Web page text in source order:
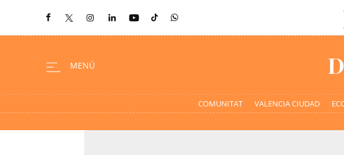
COMUNITAT VALENCIA CIUDAD